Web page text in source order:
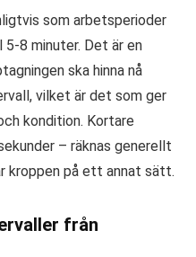
som arbetsperioder
8 minuter. Det är en
ska hinna nå
vilket är det som ger
kondition. Kortare
– räknas generellt
kroppen på ett annat sätt.
från